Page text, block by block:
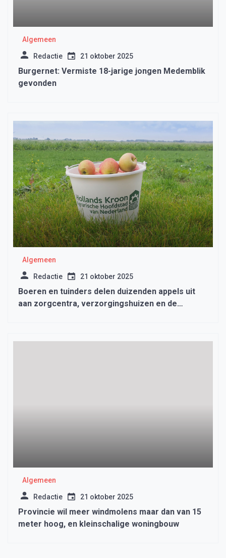
Algemeen
Redactie 21 oktober 2025
Burgernet: Vermiste 18-jarige jongen Medemblik
gevonden
Algemeen
Redactie 21 oktober 2025
Boeren en tuinders delen duizenden appels uit
aan zorgcentra, verzorgingshuizen en de
Algemeen
Redactie 21 oktober 2025
Provincie wil meer windmolens maar dan van 15
meter hoog, en kleinschalige woningbouw